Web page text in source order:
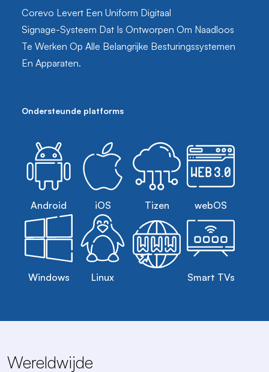
Corevo Levert Een Uniform Digitaal
Signage-Systeem Dat Is Ontworpen Om Naadloos
Te Werken Op Alle Belangrijke Besturingssystemen
En Apparaten.
Ondersteunde platforms
Android iOS Tizen webOS
Windows Linux Smart TVs
Wereldwijde